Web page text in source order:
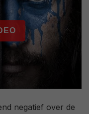
negatief over de